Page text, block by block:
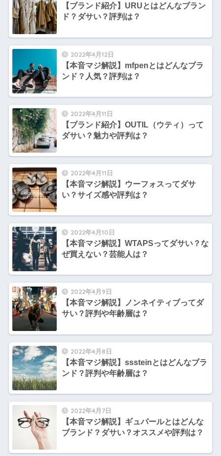
【ブランド紹介】URUとはどんなブラン
ド？ダサい？評判は？
2022年4月12日
【本音マジ解説】mfpenとはどんなブラ
ンド？人気？評判は？
2022年4月11日
【ブランド紹介】OUTIL（ウティ）って
ダサい？魅力や評判は？
2022年4月11日
【本音マジ解説】ウーフォスってダサ
い？サイズ感や評判は？
2022年4月10日
【本音マジ解説】WTAPSってダサい？な
ぜ買えない？芸能人は？
2022年4月9日
【本音マジ解説】ノンネイティブってダ
サい？評判や年齢層は？
2022年4月8日
【本音マジ解説】sssteinとはどんなブラ
ンド？評判や年齢層は？
2022年4月7日
【本音マジ解説】ギュパールとはどんな
ブランド？ダサい？オススメや評判は？